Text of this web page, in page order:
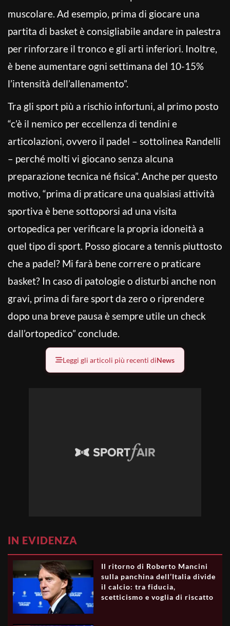
muscolare. Ad esempio, prima di giocare una
partita di basket è consigliabile andare in palestra
per rinforzare il tronco e gli arti inferiori. Inoltre,
è bene aumentare ogni settimana del 10-15%
l’intensità dell’allenamento”.
Tra gli sport più a rischio infortuni, al primo posto
“c’è il nemico per eccellenza di tendini e
articolazioni, ovvero il padel – sottolinea Randelli
– perché molti vi giocano senza alcuna
preparazione tecnica né fisica”. Anche per questo
motivo, “prima di praticare una qualsiasi attività
sportiva è bene sottoporsi ad una visita
ortopedica per verificare la propria idoneità a
quel tipo di sport. Posso giocare a tennis piuttosto
che a padel? Mi farà bene correre o praticare
basket? In caso di patologie o disturbi anche non
gravi, prima di fare sport da zero o riprendere
dopo una breve pausa è sempre utile un check
dall’ortopedico” conclude.
Leggi gli articoli più recenti diNews
IN EVIDENZA
Il ritorno di Roberto Mancini
sulla panchina dell’Italia divide
il calcio: tra fiducia,
scetticismo e voglia di riscatto